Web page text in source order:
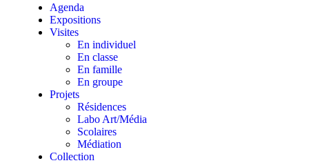
Agenda
Expositions
Visites
En individuel
En classe
En famille
En groupe
Projets
Résidences
Labo Art/Média
Scolaires
Médiation
Collection